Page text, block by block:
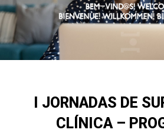
I JORNADAS DE
CLÍNICA –